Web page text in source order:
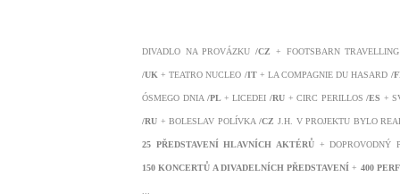
DIVADLO NA PROVÁZKU /CZ + FOOTSBARN
/UK+ TEATRO NUCLEO /IT + LA COMPAGNIE DU HASARD /
ÓSMEGO DNIA /PL + LICEDEI /RU + CIRC PERILLOS /ES +
/RU + BOLESLAV POLÍVKA /CZJ.H. V PROJEKTU BYLO
25 PŘEDSTAVENÍ HLAVNÍCH AKTÉRŮ + DOPROVODNÝ
150 KONCERTŮ A DIVADELNÍCH PŘEDSTAVENÍ + 400